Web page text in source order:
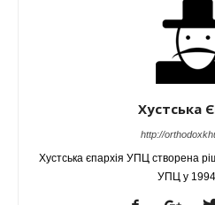
Хустська
http://
Хустська єпархія УПЦ створена
УПЦ у 1994